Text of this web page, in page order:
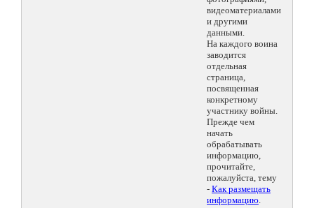
видеоматериалами
и другими
данными.
На каждого воина
заводится
отдельная
страница,
посвященная
конкретному
участнику войны.
Прежде чем
начать
обрабатывать
информацию,
прочитайте,
пожалуйста, тему
- Как размещать
информацию.